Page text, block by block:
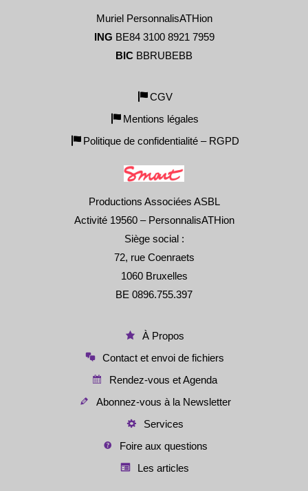
Muriel PersonnalisATHion
ING BE84 3100 8921 7959
BIC BBRUBEBB
CGV
Mentions légales
Politique de confidentialité – RGPD
Productions Associées ASBL
Activité 19560 – PersonnalisATHion
Siège social :
72, rue Coenraets
1060 Bruxelles
BE 0896.755.397
À Propos
Contact et envoi de fichiers
Rendez-vous et Agenda
Abonnez-vous à la Newsletter
Services
Foire aux questions
Les articles